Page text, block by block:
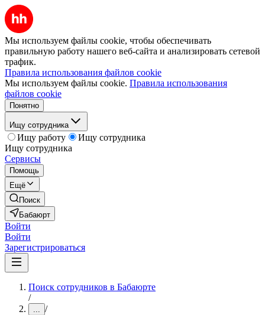
Мы используем файлы cookie, чтобы обеспечивать
правильную работу нашего веб-сайта и анализировать сетевой
трафик.
Правила использования файлов cookie
Мы используем файлы cookie. Правила использования
файлов cookie
Понятно
Ищу сотрудника
Ищу работу
Ищу сотрудника
Ищу сотрудника
Сервисы
Помощь
Ещё
Поиск
Бабаюрт
Войти
Войти
Зарегистрироваться
Поиск сотрудников в Бабаюрте
/
... /